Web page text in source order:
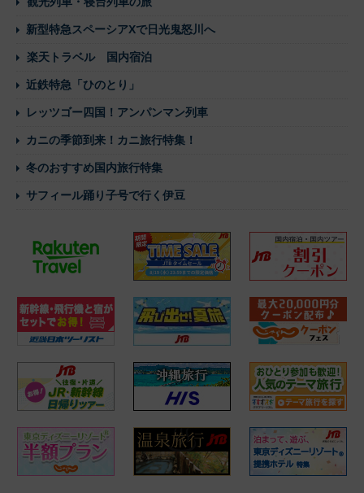
新型特急スペーシアXで日光鬼怒川へ
楽天トラベル 国内宿泊
近鉄特急「ひのとり」
レッツゴー四国！アンパンマン列車
カニの季節到来！カニ旅行特集！
冬のおすすめ国内旅行特集
サフィール踊り子号で行く伊豆